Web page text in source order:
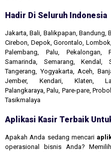
Hadir Di Seluruh Indonesia
Jakarta, Bali, Balikpapan, Bandung,
Cirebon, Depok, Gorontalo,
Palembang, Palu, Pekalongan,
Samarinda, Semarang, Kendal,
Tangerang, Yogyakarta, Aceh,
Jember, Kendari, Klaten,
Palangkaraya, Palu, Pare-pare,
Tasikmalaya
Aplikasi Kasir Terbaik
Apakah Anda sedang mencari
operasional bisnis Anda?